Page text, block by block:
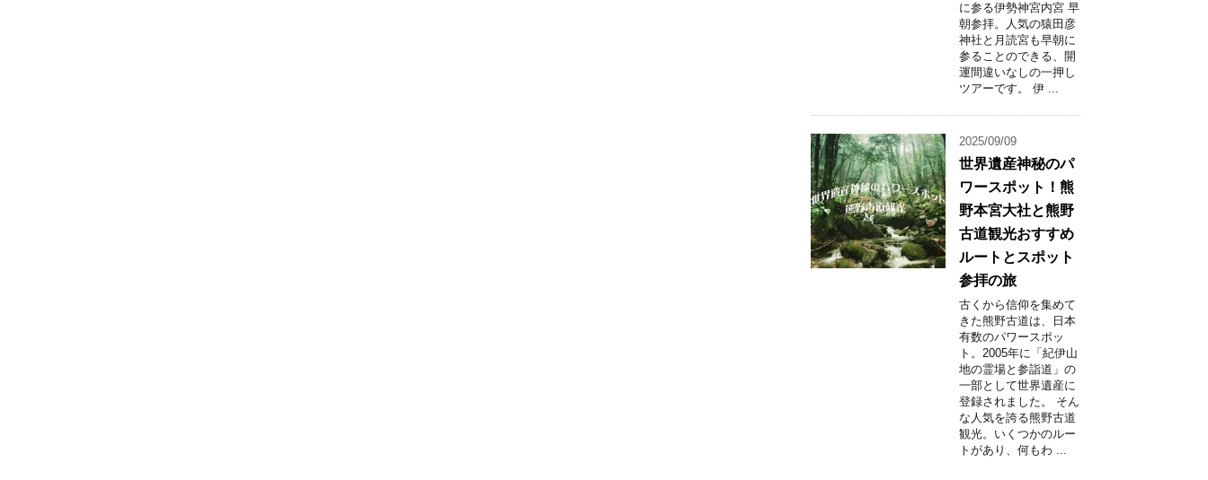
に参る伊勢神宮内宮 早
朝参拝。人気の猿田彦
神社と月読宮も早朝に
参ることのできる、開
運間違いなしの一押し
ツアーです。 伊 ...
2025/09/09
世界遺産神秘のパ
ワースポット！熊
野本宮大社と熊野
古道観光おすすめ
ルートとスポット
参拝の旅
古くから信仰を集めて
きた熊野古道は、日本
有数のパワースポッ
ト。2005年に「紀伊山
地の霊場と参詣道」の
一部として世界遺産に
登録されました。 そん
な人気を誇る熊野古道
観光。いくつかのルー
トがあり、何もわ ...